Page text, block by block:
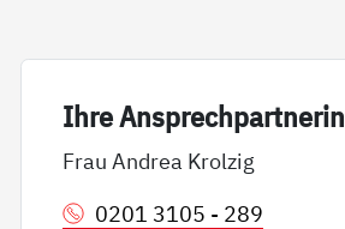
Ih­re An­sp­rech­part­ne­rin
Frau Andrea Krolzig
0201 3105 - 289